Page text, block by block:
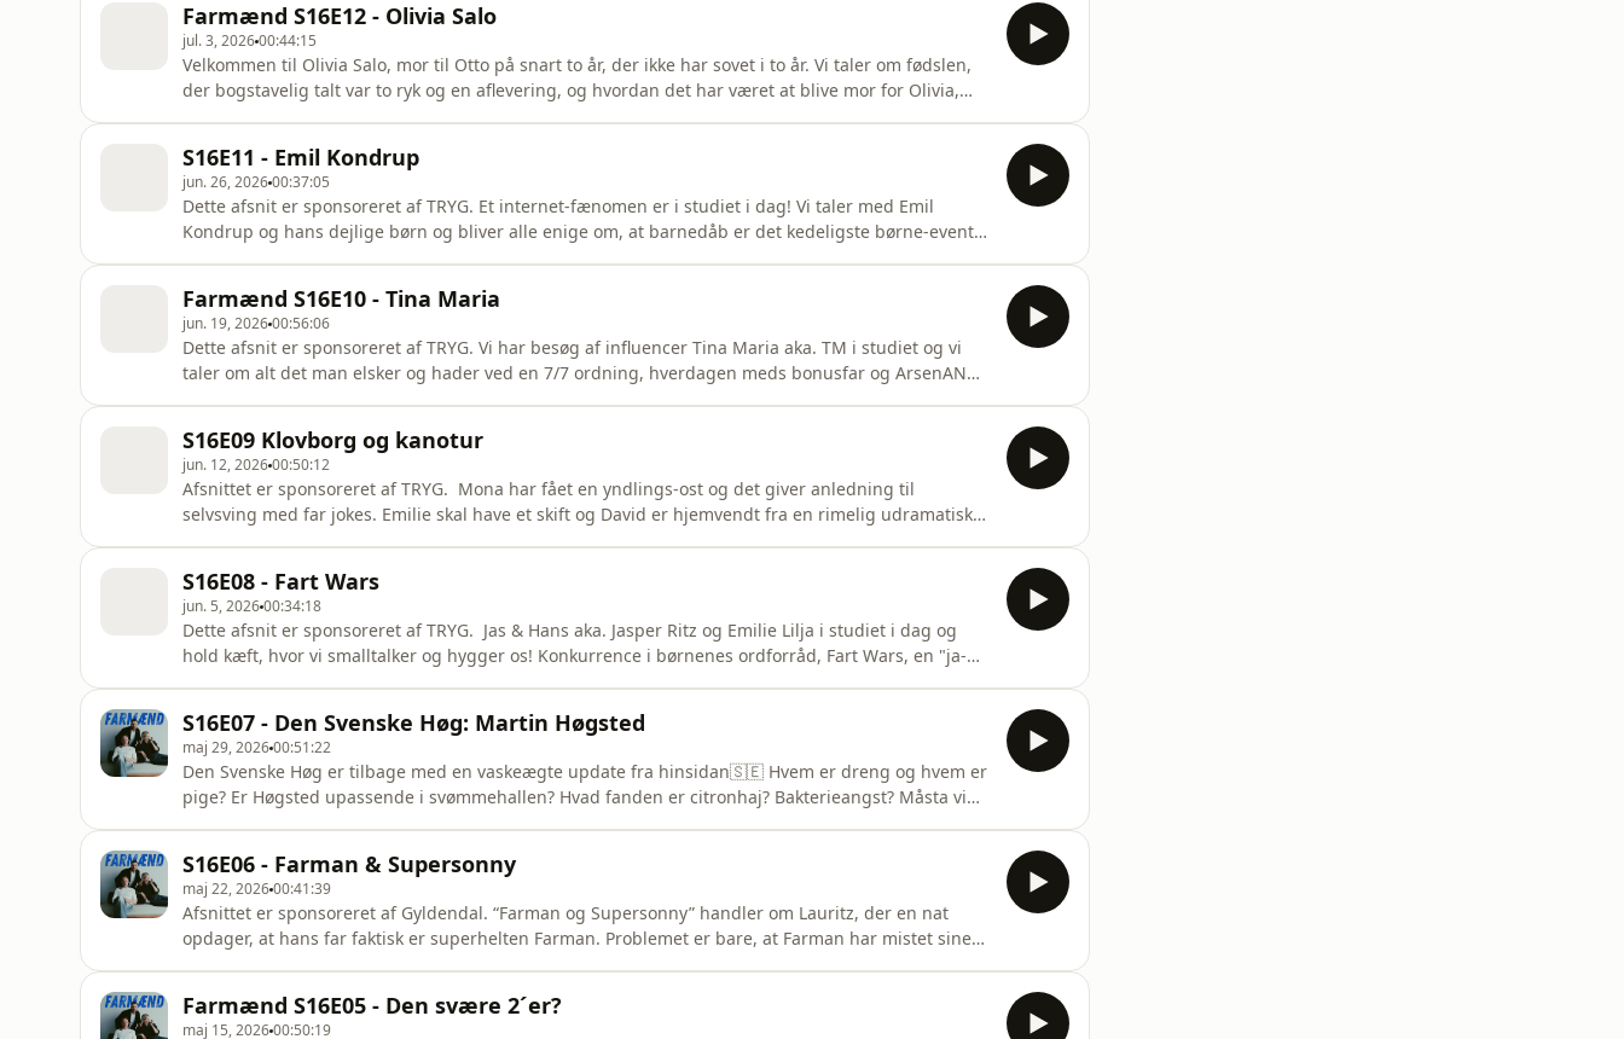
mennesker ser ud og er
Farmænd S16E12 - Olivia Salo
jul. 3, 202600:44:15
Velkommen til Olivia Salo, mor til Otto på snart to år, der ikke har sovet i to år. Vi taler om fødslen,
der bogstavelig talt var to ryk og en aflevering, og hvordan det har været at blive mor for Olivia,
data
S16E11 - Emil Kondrup
jun. 26, 202600:37:05
Dette afsnit er sponsoreret af TRYG. Et internet-fænomen er i studiet i dag! Vi taler med Emil
Kondrup og hans dejlige børn og bliver alle enige om, at barnedåb er det kedeligste børne-event
Hosted by Sim
Farmænd S16E10 - Tina Maria
jun. 19, 202600:56:06
Dette afsnit er sponsoreret af TRYG. Vi har besøg af influencer Tina Maria aka. TM i studiet og vi
taler om alt det man elsker og hader ved en 7/7 ordning, hverdagen meds bonusfar og ArsenAN
pcm.adswizz.com for infor
S16E09 Klovborg og kanotur
jun. 12, 202600:50:12
Afsnittet er sponsoreret af TRYG. Mona har fået en yndlings-ost og det giver anledning til
selvsving med far jokes. Emilie skal have et skift og David er hjemvendt fra en rimelig udramatisk
advertising.
S16E08 - Fart Wars
jun. 5, 202600:34:18
Dette afsnit er sponsoreret af TRYG. Jas & Hans aka. Jasper Ritz og Emilie Lilja i studiet i dag og
hold kæft, hvor vi smalltalker og hygger os! Konkurrence i børnenes ordforråd, Fart Wars, en "ja-
S16E07 - Den Svenske Høg: Martin Høgsted
maj 29, 202600:51:22
Den Svenske Høg er tilbage med en vaskeægte update fra hinsidan🇸🇪 Hvem er dreng og hvem er
pige? Er Høgsted upassende i svømmehallen? Hvad fanden er citronhaj? Bakterieangst? Måsta vi
acast.com/privacy for more inf
S16E06 - Farman & Supersonny
maj 22, 202600:41:39
Afsnittet er sponsoreret af Gyldendal. “Farman og Supersonny” handler om Lauritz, der en nat
opdager, at hans far faktisk er superhelten Farman. Problemet er bare, at Farman har mistet sine
mistet.Det e
Farmænd S16E05 - Den svære 2´er?
maj 15, 202600:50:19